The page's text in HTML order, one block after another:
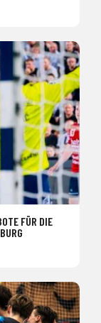
FÜR DIE